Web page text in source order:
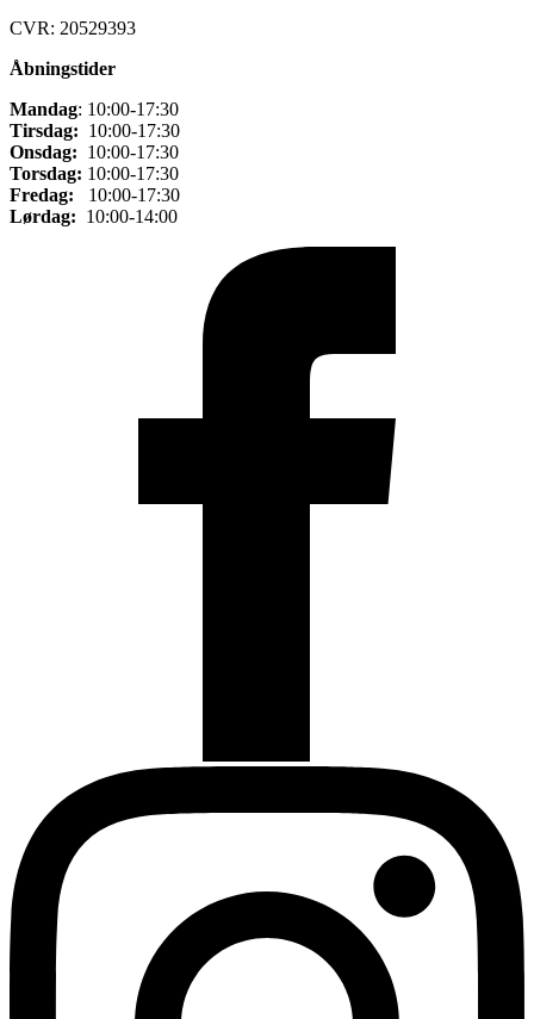
CVR: 20529393
Åbningstider
Mandag: 10:00-17:30
Tirsdag: 10:00-17:30
Onsdag: 10:00-17:30
Torsdag: 10:00-17:30
Fredag: 10:00-17:30
Lørdag: 10:00-14:00